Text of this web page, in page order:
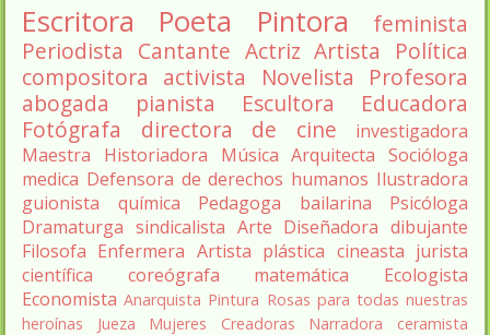
Escritora Poeta Pintora
feminista
Periodista Cantante Actriz Artista
Política
compositora activista Novelista
Profesora
abogada
pianista Escultora
Educadora
Fotógrafa
directora de cine
investigadora
Maestra
Historiadora Música Arquitecta Socióloga
medica Defensora de derechos humanos Ilustradora
guionista
química Pedagoga bailarina
Psicóloga
Dramaturga sindicalista Arte Diseñadora dibujante
Filosofa Enfermera Artista plástica cineasta jurista
científica
coreógrafa matemática
Ecologista
Economista Anarquista Pintura Rosas para todas nuestras
heroínas
Jueza Mujeres Creadoras Narradora
ceramista